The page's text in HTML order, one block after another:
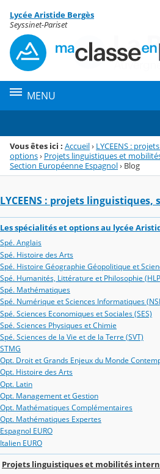
Menu de la rubrique
Contenu
Lycée Aristide Bergès
Seyssinet-Pariset
MENU
Vous êtes ici : Accueil› LYCEENS :
options› Projets linguistiques et
Section Européenne Espagnol› Blog
LYCEENS : projets
Les spécialités et options au lycée
Spé. Anglais
Spé. Histoire des Arts
Spé. Histoire Géographie Géopolitique et
Spé. Humanités, Littérature et Philosophie
Spé. Mathématiques
Spé. Numérique et Sciences Informatiques
Spé. Sciences Economiques et Sociales (SES)
Spé. Sciences Physiques et Chimie
Spé. Sciences de la Vie et de la Terre (SVT)
STMG
Opt. Droit et Grands Enjeux du Monde
Opt. Histoire des Arts
Opt. Latin
Opt. Management et Gestion
Opt. Mathématiques Complémentaires
Opt. Mathématiques Expertes
Espagnol EURO
Italien EURO
Projets linguistiques et mobilités